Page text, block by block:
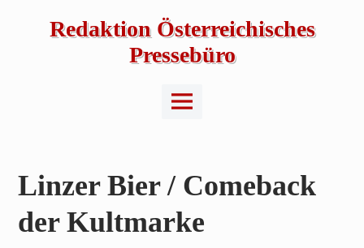
Redaktion Österreichisches
Pressebüro
Main
Menu
Linzer Bier / Comeback
der Kultmarke